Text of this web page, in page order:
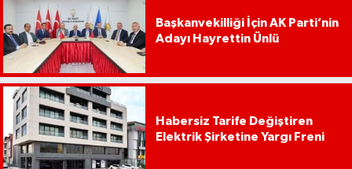
Başkanvekilliği İçin AK Parti’nin
Adayı Hayrettin Ünlü
Habersiz Tarife Değiştiren
Elektrik Şirketine Yargı Freni